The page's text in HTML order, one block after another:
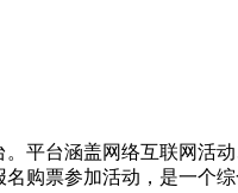
平台涵盖网络互联网活
购票参加活动，是一个综